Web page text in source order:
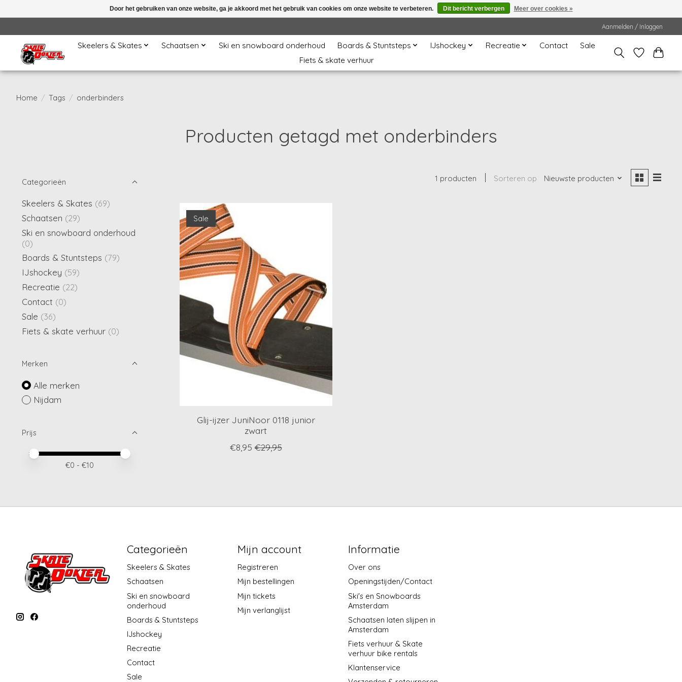
Aanmelden / Inloggen
Skeelers & Skates Schaatsen Ski en snowboard onderhoud Boards & Stuntsteps IJshockey Recreatie Contact
Sale
Fiets & skate verhuur
Home / Tags / onderbinders
Producten getagd met onderbinders
Categorieën
Skeelers & Skates (69)
Schaatsen (29)
Ski en snowboard onderhoud
(0)
Boards & Stuntsteps (79)
IJshockey (59)
Recreatie (22)
Contact (0)
Sale (36)
Fiets & skate verhuur (0)
Merken
Alle merken
Nijdam
Prijs
Minimale prijswaarde
Price maximum value
€0 - €10
1 producten Sorteren op Nieuwste producten
Sale
Glij-ijzer JuniNoor 0118 junior
zwart
€8,95 €29,95
Categorieën
Skeelers & Skates
Schaatsen
Ski en snowboard
onderhoud
Boards & Stuntsteps
IJshockey
Recreatie
Contact
Sale
Mijn account
Registreren
Mijn bestellingen
Mijn tickets
Mijn verlanglijst
Informatie
Over ons
Openingstijden/Contact
Ski's en Snowboards
Amsterdam
Schaatsen laten slijpen in
Amsterdam
Fiets verhuur & Skate
verhuur bike rentals
Klantenservice
Door het gebruiken van onze website, ga je akkoord met het gebruik van cookies om onze website te verbeteren. Dit bericht verbergen Meer over cookies »